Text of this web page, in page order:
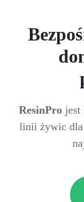
ResinPro jest
linii żywic dla